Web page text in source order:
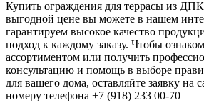
Купить ограждения для террасы из
выгодной цене вы можете в нашем
гарантируем высокое качество
подход к каждому заказу. Чтобы
ассортиментом или получить
консультацию и помощь в выборе
для вашего дома, оставляйте заявку на
номеру телефона +7 (918) 233 00-70